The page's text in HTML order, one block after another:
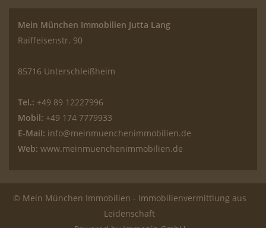
Mein München Immobilien Jutta Lang
Raiffeisenstr. 90
85716 Unterschleißheim
Tel.: +49 89 12227996
Mobil: +49 174 7779933
E-Mail: info@meinmuenchenimmobilien.de
Web: www.meinmuenchenimmobilien.de
© Mein München Immobilien - Immobilienvermittlung aus
Leidenschaft